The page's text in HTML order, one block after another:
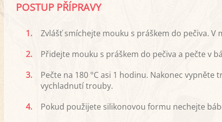
POSTUP PŘÍPRAVY
1.
Zvlášť smíchejte mouku s práškem do pečiva.
2.
Přidejte mouku s práškem do pečiva a pečte v
3.
Pečte na 180 °C asi 1 hodinu. Nakonec
vychladnutí trouby.
4.
Pokud použijete silikonovou formu nechejte